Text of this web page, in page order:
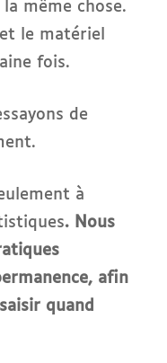
même chose.
le matériel
fois.
de
à
. Nous
afin
quand